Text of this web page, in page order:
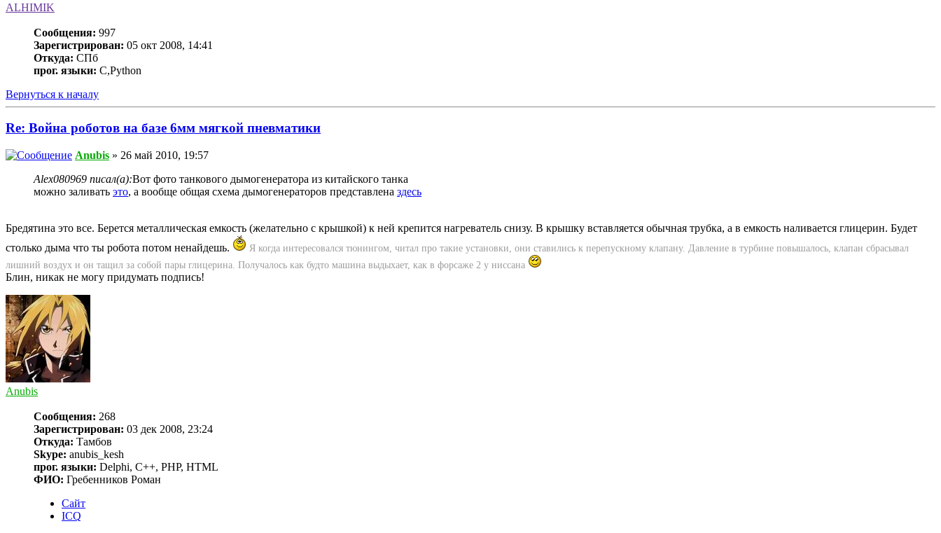
ALHIMIK
Сообщения: 997
Зарегистрирован: 05 окт 2008, 14:41
Откуда: СПб
прог. языки: C,Python
Вернуться к началу
Re: Война роботов на базе 6мм мягкой пневматики
Anubis » 26 май 2010, 19:57
Alex080969 писал(а):Вот фото танкового дымогенератора из китайского танка
можно заливать это, а вообще общая схема дымогенераторов представлена здесь
Бредятина это все. Берется металлическая емкость (желательно с крышкой) к ней крепится нагреватель снизу. В крышку вставляется обычная трубка, а в емкость наливается глицерин. Будет
столько дыма что ты робота потом ненайдешь.
Я когда интересовался тюнингом, читал про такие установки, они ставились к перепускному клапану. Давление в турбине повышалось, клапан сбрасывал
лишний воздух и он тащил за собой пары глицерина. Получалось как будто машина выдыхает, как в форсаже 2 у ниссана
Блин, никак не могу придумать подпись!
Anubis
Сообщения: 268
Зарегистрирован: 03 дек 2008, 23:24
Откуда: Тамбов
Skype: anubis_kesh
прог. языки: Delphi, С++, PHP, HTML
ФИО: Гребенников Роман
Сайт
ICQ